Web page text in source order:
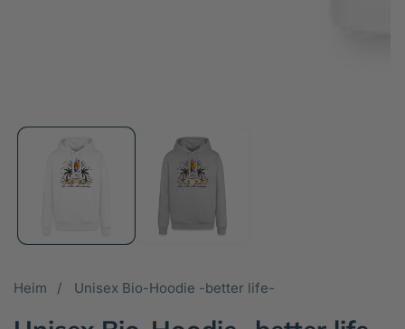
1
Galerieansicht
Heim Unisex Bio-Hoodie -better life-